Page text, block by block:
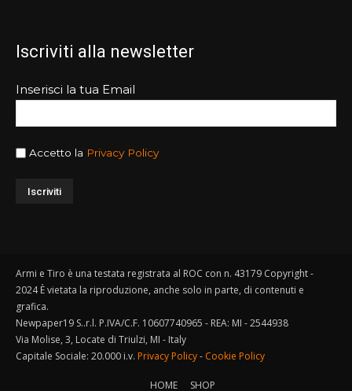
Iscriviti alla newsletter
Inserisci la tua Email
Accetto la Privacy Policy
Armi e Tiro è una testata registrata al ROC con n. 43179 Copyright -
2024 È vietata la riproduzione, anche solo in parte, di contenuti e
grafica.
Newpaper19 S..r.l. P.IVA/C.F. 10607740965 - REA: MI - 2544938
Via Molise, 3, Locate di Triulzi, MI - Italy
Capitale Sociale: 20.000 i.v. Privacy Policy- Cookie Policy
HOME SHOP